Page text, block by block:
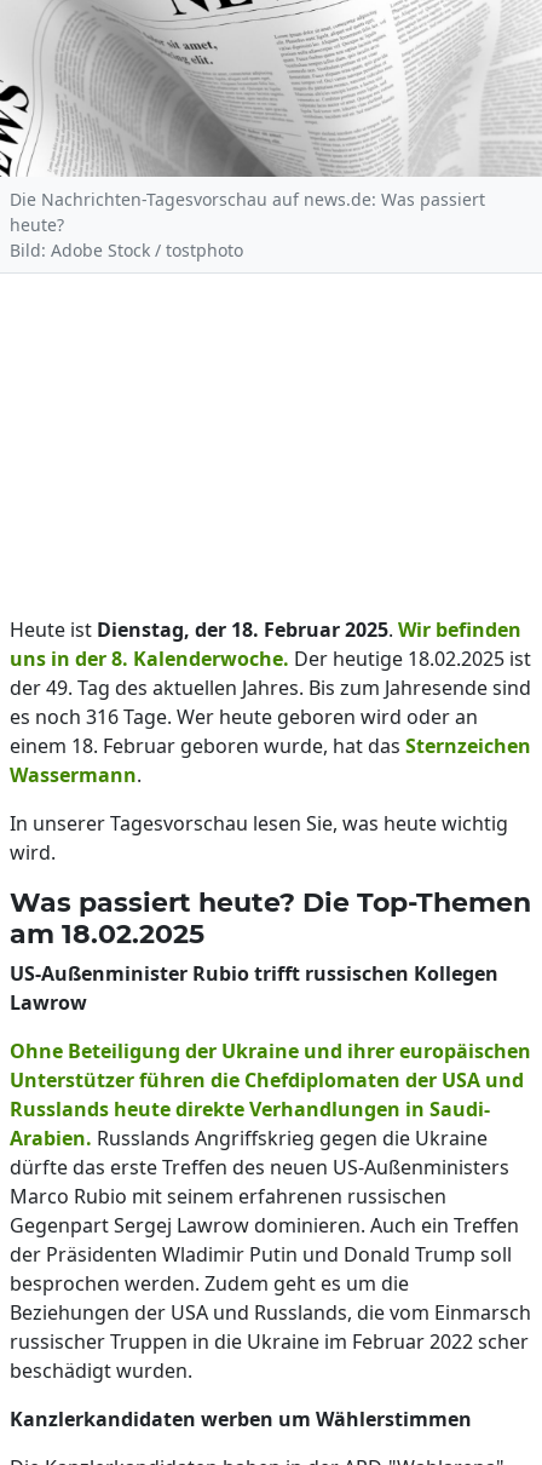
Die Nachrichten-Tagesvorschau auf news.de: Was passiert
heute?
Bild: Adobe Stock / tostphoto
Heute ist Dienstag, der 18. Februar 2025. Wir befinden
uns in der 8. Kalenderwoche. Der heutige 18.02.2025 ist
der 49. Tag des aktuellen Jahres. Bis zum Jahresende sind
es noch 316 Tage. Wer heute geboren wird oder an
einem 18. Februar geboren wurde, hat das Sternzeichen
Wassermann.
In unserer Tagesvorschau lesen Sie, was heute wichtig
wird.
Was passiert heute? Die Top-Themen
am 18.02.2025
US-Außenminister Rubio trifft russischen Kollegen
Lawrow
Ohne Beteiligung der Ukraine und ihrer europäischen
Unterstützer führen die Chefdiplomaten der USA und
Russlands heute direkte Verhandlungen in Saudi-
Arabien. Russlands Angriffskrieg gegen die Ukraine
dürfte das erste Treffen des neuen US-Außenministers
Marco Rubio mit seinem erfahrenen russischen
Gegenpart Sergej Lawrow dominieren. Auch ein Treffen
der Präsidenten Wladimir Putin und Donald Trump soll
besprochen werden. Zudem geht es um die
Beziehungen der USA und Russlands, die vom Einmarsch
russischer Truppen in die Ukraine im Februar 2022 scher
beschädigt wurden.
Kanzlerkandidaten werben um Wählerstimmen